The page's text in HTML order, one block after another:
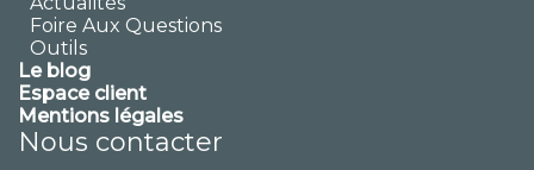
Foire Aux Questions
Outils
Le blog
Espace client
Mentions légales
Nous contacter